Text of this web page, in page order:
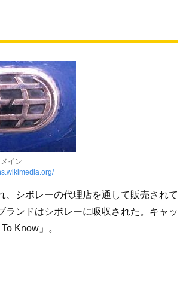
イン
、シボレーの代理店を通して販売されて
ランドはシボレーに吸収された。キャッ
Know」。